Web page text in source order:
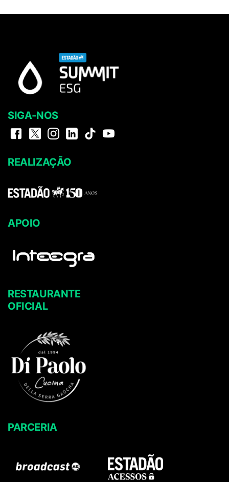
SIGA-NOS
REALIZAÇÃO
APOIO
RESTAURANTE
OFICIAL
PARCERIA